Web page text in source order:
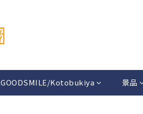
GOODSMILE/Kotobukiya 景品